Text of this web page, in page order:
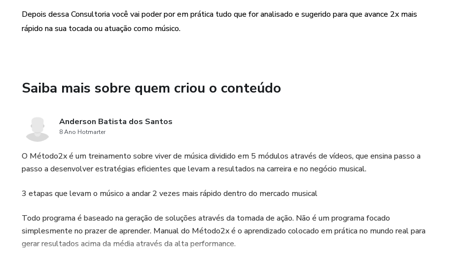
Depois dessa Consultoria você vai poder por em prática tudo que for analisado e sugerido para que avance 2x mais
rápido na sua tocada ou atuação como músico.
Saiba mais sobre quem criou o conteúdo
Anderson Batista dos Santos
8 Ano Hotmarter
O Método2x é um treinamento sobre viver de música dividido em 5 módulos através de vídeos, que ensina passo a
passo a desenvolver estratégias eficientes que levam a resultados na carreira e no negócio musical.
3 etapas que levam o músico a andar 2 vezes mais rápido dentro do mercado musical
Todo programa é baseado na geração de soluções através da tomada de ação. Não é um programa focado
simplesmente no prazer de aprender. Manual do Método2x é o aprendizado colocado em prática no mundo real para
gerar resultados acima da média através da alta performance.